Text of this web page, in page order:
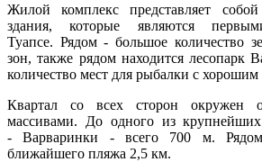
Жилой комплекс представляет
здания, которые являются
Туапсе. Рядом - большое количество
зон, также рядом находится лесопарк
количество мест для рыбалки с хорошим
Квартал со всех сторон окружен
массивами. До одного из крупнейших
- Варваринки - всего 700 м.
ближайшего пляжа 2,5 км.